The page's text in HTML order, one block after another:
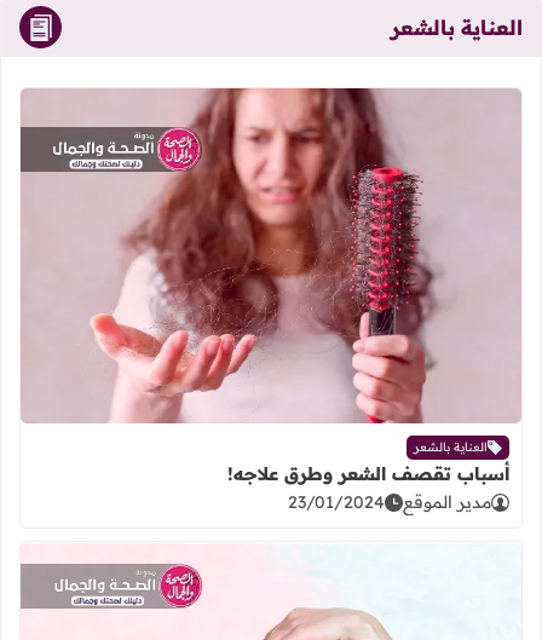
العناية بالشعر
اقرأ المزيد عن أسباب تقصف الشعر
العناية بالشعر
أسباب تقصف الشعر وطرق علاجه!
مدير الموقع 23/01/2024